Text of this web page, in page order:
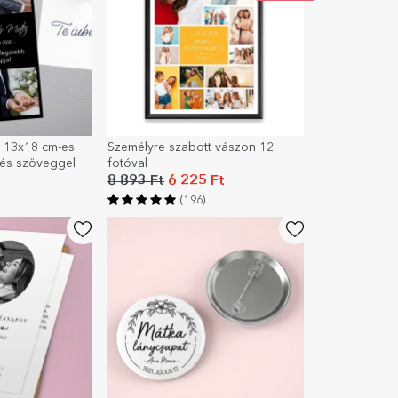
cm-es
szöveggel
Személyre szabott vászon 12
fotóval
8 893 Ft6 225 Ft
(196)